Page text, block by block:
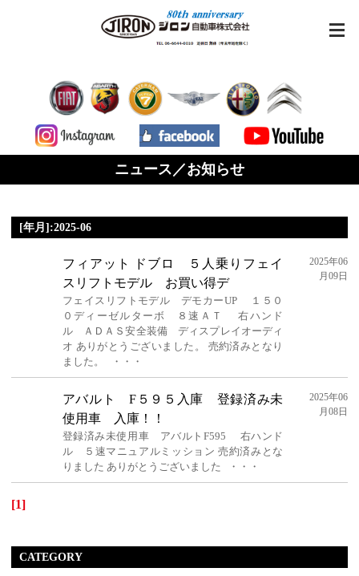
ニュース／お知らせ
[年月]:2025-06
フィアット ドブロ ５人乗りフェイ
スリフトモデル お買い得デ
フェイスリフトモデル デモカーUP １５０
０ディーゼルターボ ８速ＡＴ 右ハンド
ル ＡＤＡＳ安全装備 ディスプレイオーディ
オ ありがとうございました。 売約済みとなり
ました。 ・・・
2025年06
月09日
アバルト F５９５入庫 登録済み未
使用車 入庫！！
登録済み未使用車 アバルトF595 右ハンド
ル ５速マニュアルミッション 売約済みとな
りました ありがとうございました ・・・
2025年06
月08日
[1]
CATEGORY